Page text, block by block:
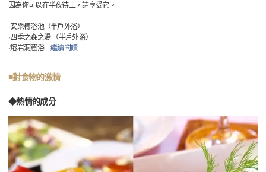
因為你可以在半夜待上，請享受它。
·安樂樽浴池（半戶外浴）
·四季之森之湯 （半戶外浴）
·熔岩洞窟浴…繼續閱讀
■對食物的激情
◆熱情的成分